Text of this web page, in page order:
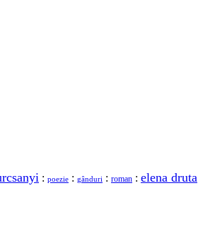
: poezie : gânduri : roman : elena druta